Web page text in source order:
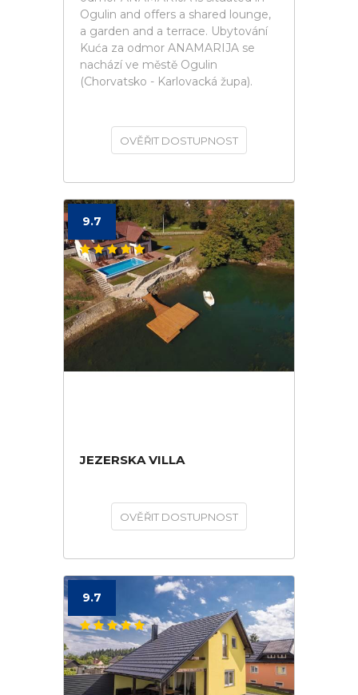
Ogulin and offers a shared lounge,
a garden and a terrace. Ubytování
Kuća za odmor ANAMARIJA se
nachází ve městě Ogulin
(Chorvatsko - Karlovacká župa).
OVĚŘIT DOSTUPNOST
9.7
JEZERSKA VILLA
OVĚŘIT DOSTUPNOST
9.7